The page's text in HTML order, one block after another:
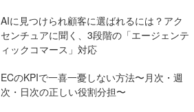
AIに見つけられ顧客に選ばれるには？アク
センチュアに聞く、3段階の「エージェンテ
ィックコマース」対応
ECのKPIで一喜一憂しない方法〜月次・週
次・日次の正しい役割分担〜